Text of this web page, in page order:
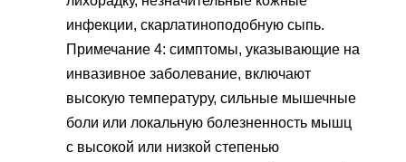
инфекции, скарлатиноподобную сыпь.
Примечание 4: симптомы, указывающие на
инвазивное заболевание, включают
высокую температуру, сильные мышечные
боли или локальную болезненность мышц
с высокой или низкой степенью